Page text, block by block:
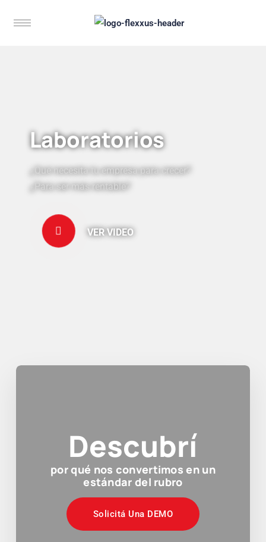
Laboratorios
¿Qué necesita tu empresa para crecer?
¿Para ser más rentable?
VER VIDEO
Descubrí
por qué nos convertimos en un
estándar del rubro
Solicitá Una DEMO